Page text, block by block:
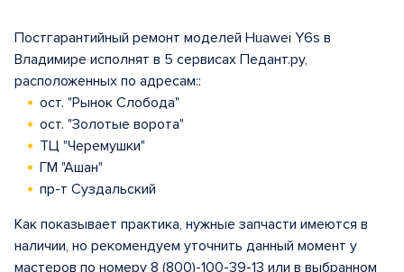
Постгарантийный ремонт моделей Huawei Y6s в
Владимире исполнят в 5 сервисах Педант.ру,
расположенных по адресам::
ост. "Рынок Слобода"
ост. "Золотые ворота"
ТЦ "Черемушки"
ГМ "Ашан"
пр-т Суздальский
Как показывает практика, нужные запчасти имеются в
наличии, но рекомендуем уточнить данный момент у
мастеров по номеру 8 (800)-100-39-13 или в выбранном